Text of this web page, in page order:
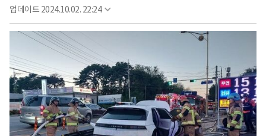
업데이트 2024.10.02. 22:24